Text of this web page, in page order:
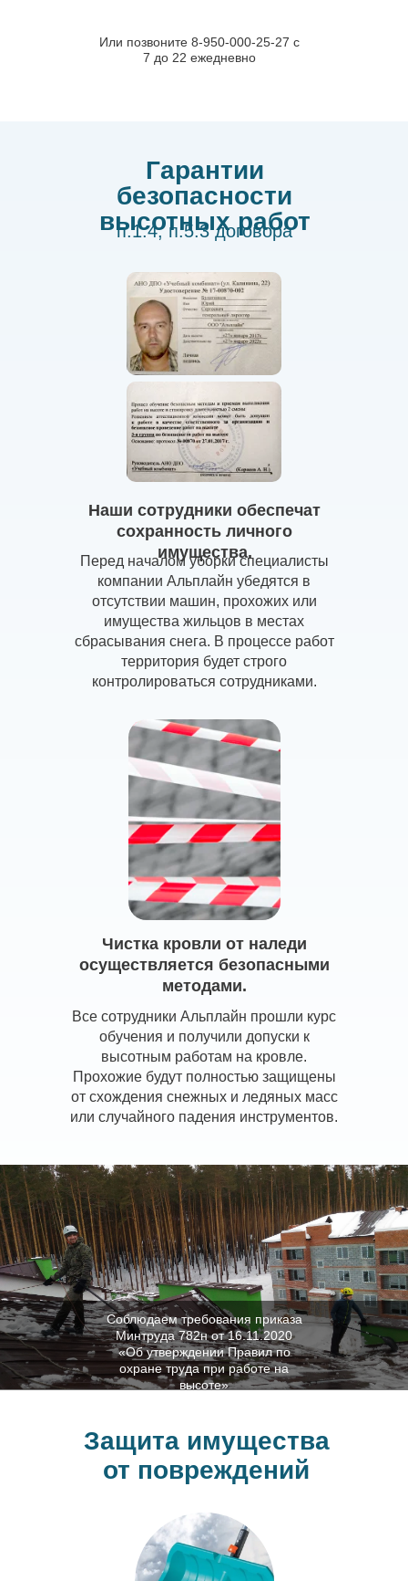
Или позвоните 8-950-000-25-27 с
7 до 22 ежедневно
Гарантии
безопасности
высотных работ
Перед началом уборки специалисты
компании Альплайн убедятся в
отсутствии машин, прохожих или
имущества жильцов в местах
сбрасывания снега. В процессе работ
территория будет строго
контролироваться сотрудниками.
п.1.4, п.5.3 договора
Наши сотрудники обеспечат
сохранность личного
имущества.
Все сотрудники Альплайн прошли курс
обучения и получили допуски к
высотным работам на кровле.
Прохожие будут полностью защищены
от схождения снежных и ледяных масс
или случайного падения инструментов.
Чистка кровли от наледи
осуществляется безопасными
методами.
Соблюдаем требования приказа
Минтруда 782н от 16.11.2020
«Об утверждении Правил по
охране труда при работе на
высоте»
Защита имущества
от повреждений